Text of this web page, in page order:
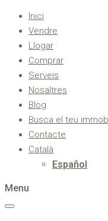
Inici
Vendre
Llogar
Comprar
Serveis
Nosaltres
Blog
Busca el teu
Contacte
Català
Español
Menu